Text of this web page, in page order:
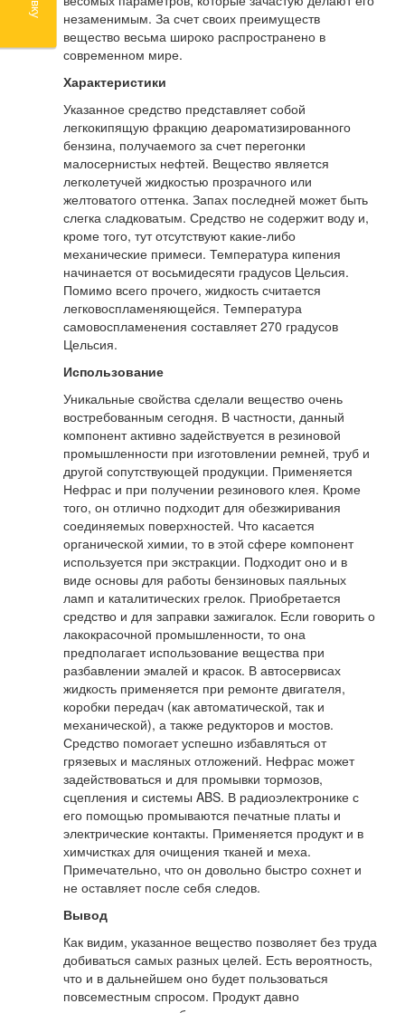
незаменимым. За счет своих преимуществ
вещество весьма широко распространено в
современном мире.
Характеристики
Указанное средство представляет собой
легкокипящую фракцию деароматизированного
бензина, получаемого за счет перегонки
малосернистых нефтей. Вещество является
легколетучей жидкостью прозрачного или
желтоватого оттенка. Запах последней может быть
слегка сладковатым. Средство не содержит воду и,
кроме того, тут отсутствуют какие-либо
механические примеси. Температура кипения
начинается от восьмидесяти градусов Цельсия.
Помимо всего прочего, жидкость считается
легковоспламеняющейся. Температура
самовоспламенения составляет 270 градусов
Цельсия.
Использование
Уникальные свойства сделали вещество очень
востребованным сегодня. В частности, данный
компонент активно задействуется в резиновой
промышленности при изготовлении ремней, труб и
другой сопутствующей продукции. Применяется
Нефрас и при получении резинового клея. Кроме
того, он отлично подходит для обезжиривания
соединяемых поверхностей. Что касается
органической химии, то в этой сфере компонент
используется при экстракции. Подходит оно и в
виде основы для работы бензиновых паяльных
ламп и каталитических грелок. Приобретается
средство и для заправки зажигалок. Если говорить о
лакокрасочной промышленности, то она
предполагает использование вещества при
разбавлении эмалей и красок. В автосервисах
жидкость применяется при ремонте двигателя,
коробки передач (как автоматической, так и
механической), а также редукторов и мостов.
Средство помогает успешно избавляться от
грязевых и масляных отложений. Нефрас может
задействоваться и для промывки тормозов,
сцепления и системы ABS. В радиоэлектронике с
его помощью промываются печатные платы и
электрические контакты. Применяется продукт и в
химчистках для очищения тканей и меха.
Примечательно, что он довольно быстро сохнет и
не оставляет после себя следов.
Вывод
Как видим, указанное вещество позволяет без труда
добиваться самых разных целей. Есть вероятность,
что и в дальнейшем оно будет пользоваться
повсеместным спросом. Продукт давно